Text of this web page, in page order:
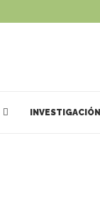
INVESTIGACIÓN